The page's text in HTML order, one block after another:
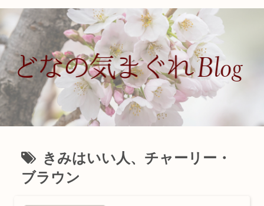
きみはいい人、チャーリー・
ブラウン